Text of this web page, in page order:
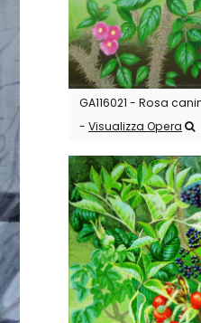
GA116021 - Rosa
- Visualizza Opera